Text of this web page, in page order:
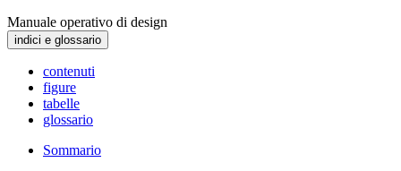
Manuale operativo di design
indici e glossario
contenuti
figure
tabelle
glossario
Sommario